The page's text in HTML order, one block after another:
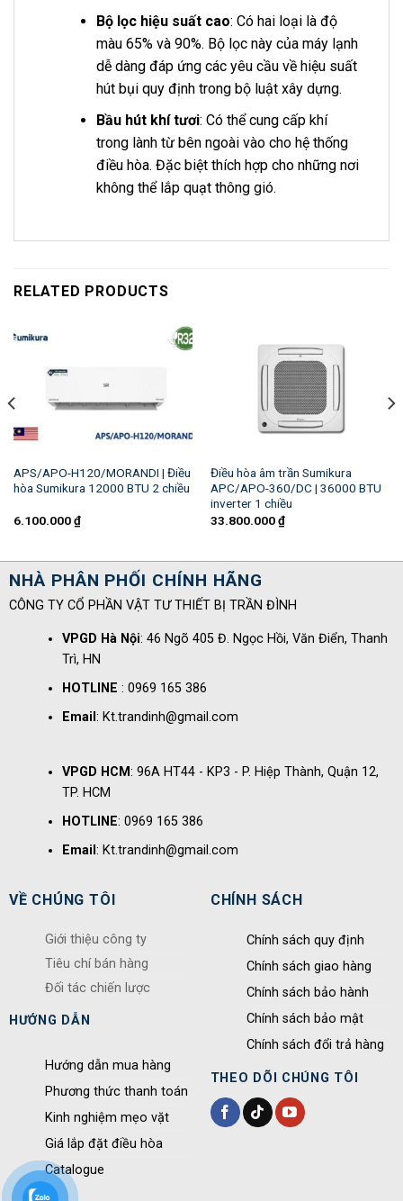
Bộ lọc hiệu suất cao: Có hai loại là độ
màu 65% và 90%. Bộ lọc này của máy lạnh
dễ dàng đáp ứng các yêu cầu về hiệu suất
hút bụi quy định trong bộ luật xây dựng.
Bầu hút khí tươi: Có thể cung cấp khí
trong lành từ bên ngoài vào cho hệ thống
điều hòa. Đặc biệt thích hợp cho những nơi
không thể lắp quạt thông gió.
RELATED PRODUCTS
APS/APO-H120/MORANDI | Điều
hòa Sumikura 12000 BTU 2 chiều
6.100.000₫
Điều hòa âm trần Sumikura
APC/APO-360/DC | 36000 BTU
inverter 1 chiều
33.800.000₫
NHÀ PHÂN PHỐI CHÍNH HÃNG
CÔNG TY CỔ PHẦN VẬT TƯ THIẾT BỊ TRẦN ĐÌNH
VPGD Hà Nội: 46 Ngõ 405 Đ. Ngọc Hồi, Văn Điển, Thanh
Trì, HN
HOTLINE : 0969 165 386
Email : Kt.trandinh@gmail.com
VPGD HCM: 96A HT44 - KP3 - P. Hiệp Thành, Quận 12,
TP. HCM
HOTLINE: 0969 165 386
Email : Kt.trandinh@gmail.com
VỀ CHÚNG TÔI
Giới thiệu công ty
Tiêu chí bán hàng
Đối tác chiến lược
HƯỚNG DẪN
Hướng dẫn mua hàng
Phương thức thanh toán
Kinh nghiệm mẹo vặt
Giá lắp đặt điều hòa
Catalogue
CHÍNH SÁCH
Chính sách quy định
Chính sách giao hàng
Chính sách bảo hành
Chính sách bảo mật
Chính sách đổi trả hàng
THEO DÕI CHÚNG TÔI